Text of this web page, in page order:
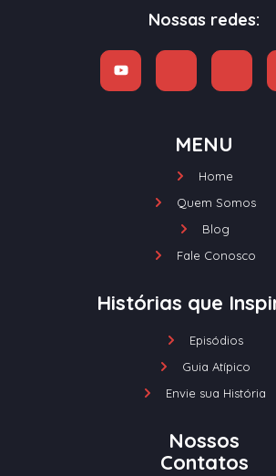
Nossas redes:
MENU
Home
Quem Somos
Blog
Fale Conosco
Histórias que
Episódios
Guia Atípico
Envie sua História
Nossos
Contatos